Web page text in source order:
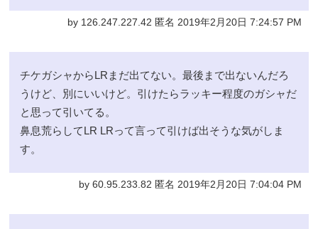
by 126.247.227.42 匿名 2019年2月20日 7:24:57 PM
チケガシャからLRまだ出てない。最後まで出ないんだろ
うけど、別にいいけど。引けたらラッキー程度のガシャだ
と思って引いてる。
鼻息荒らしてLR LRって言って引けば出そうな気がしま
す。
by 60.95.233.82 匿名 2019年2月20日 7:04:04 PM